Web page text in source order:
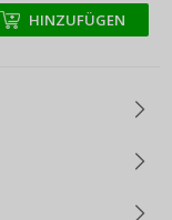
+
+ HINZUFÜGEN